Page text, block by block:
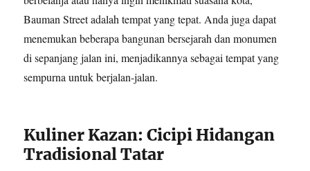
Bauman Street adalah tempat yang tepat. Anda juga dapat
menemukan beberapa bangunan bersejarah dan monumen
di sepanjang jalan ini, menjadikannya sebagai tempat yang
sempurna untuk berjalan-jalan.
Kuliner Kazan: Cicipi Hidangan
Tradisional Tatar